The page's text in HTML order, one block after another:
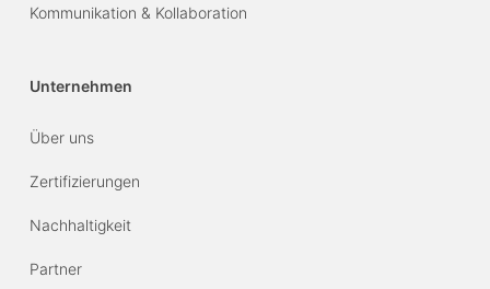
Kommunikation & Kollaboration
Unternehmen
Über uns
Zertifizierungen
Nachhaltigkeit
Partner